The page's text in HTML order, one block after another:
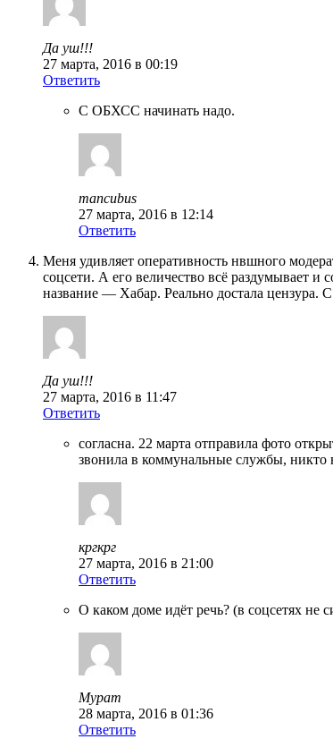
Да уш!!!
27 марта, 2016 в 00:19
Ответить
С ОБХСС начинать надо.
mancubus
27 марта, 2016 в 12:14
Ответить
Меня удивляет оперативность нвшного
соцсети. А его величество всё раздумывает
название — Хабар. Реально достала цензура.
Да уш!!!
27 марта, 2016 в 11:47
Ответить
согласна. 22 марта отправила фото
звонила в коммунальные службы, никто
кргкрг
27 марта, 2016 в 21:00
Ответить
О каком доме идёт речь? (в соцсетях не
Мурат
28 марта, 2016 в 01:36
Ответить